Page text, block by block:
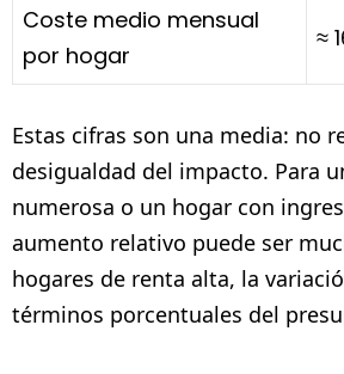
Coste medio mensual
por hogar
≈
Estas cifras son una media: no
desigualdad del impacto. Para
numerosa o un hogar con
aumento relativo puede ser
hogares de renta alta, la
términos porcentuales del